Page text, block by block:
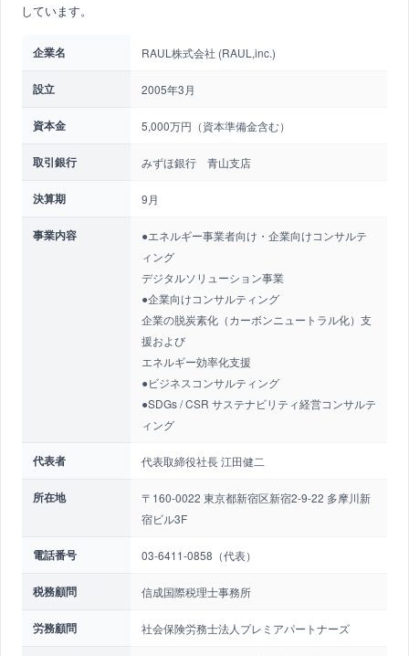
しています。
企業名 RAUL株式会社 (RAUL,inc.)
設立 2005年3月
資本金 5,000万円（資本準備金含む）
取引銀行 みずほ銀行 青山支店
決算期 9月
事業内容
●エネルギー事業者向け・企業向けコンサルテ
ィング
デジタルソリューション事業
●企業向けコンサルティング
企業の脱炭素化（カーボンニュートラル化）支
援および
エネルギー効率化支援
●ビジネスコンサルティング
●SDGs / CSR サステナビリティ経営コンサルテ
ィング
代表者 代表取締役社長 江田健二
所在地
〒160-0022 東京都新宿区新宿2-9-22 多摩川新
宿ビル3F
電話番号 03-6411-0858（代表）
税務顧問 信成国際税理士事務所
労務顧問 社会保険労務士法人プレミアパートナーズ